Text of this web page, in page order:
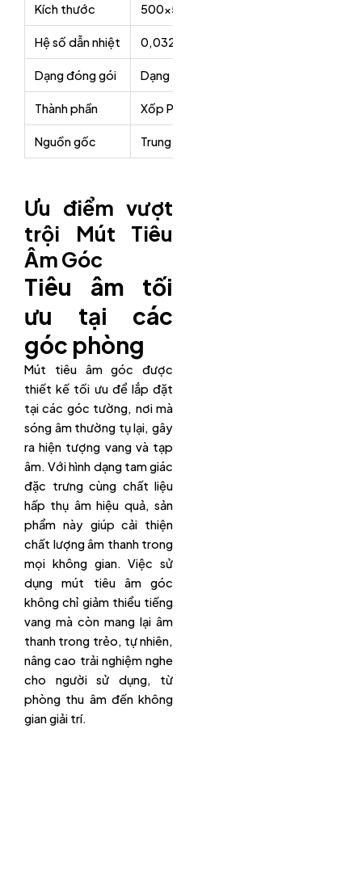
Kích thước 500x500x30mm, 500x500x50mm,
Hệ số dẫn nhiệt 0,032W/mk ở điều kiện nhiệt độ 20 độ
Dạng đóng gói Dạng tấm, dạng cuộn
Thành phần Xốp PE Foam.
Nguồn gốc Trung Quốc, Việt Nam.
Ưu điểm vượt
trội Mút Tiêu
Âm Góc
Tiêu âm tối
ưu tại các
góc phòng
Mút tiêu âm góc được
thiết kế tối ưu để lắp đặt
tại các góc tường, nơi mà
sóng âm thường tụ lại, gây
ra hiện tượng vang và tạp
âm. Với hình dạng tam giác
đặc trưng cùng chất liệu
hấp thụ âm hiệu quả, sản
phẩm này giúp cải thiện
chất lượng âm thanh trong
mọi không gian. Việc sử
dụng mút tiêu âm góc
không chỉ giảm thiểu tiếng
vang mà còn mang lại âm
thanh trong trẻo, tự nhiên,
nâng cao trải nghiệm nghe
cho người sử dụng, từ
phòng thu âm đến không
gian giải trí.